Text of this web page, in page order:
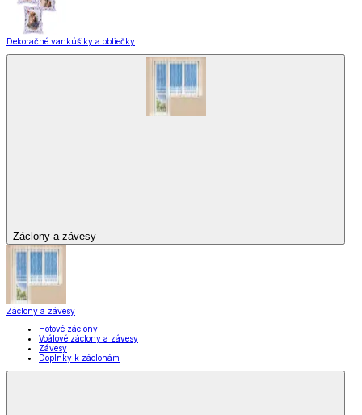
Dekoračné vankúšiky a obliečky
Záclony a závesy
Záclony a závesy
Hotové záclony
Voálové záclony a závesy
Závesy
Doplnky k záclonám